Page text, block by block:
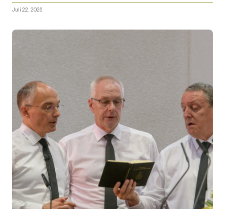
Juli 22, 2026